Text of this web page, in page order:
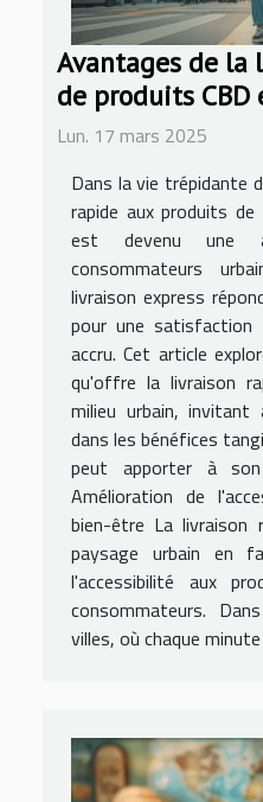
Avantages de la
de produits
Lun. 17 mars 2025
Dans la vie trépidante
rapide aux produits
est devenu une
consommateurs
livraison express
pour une
accru. Cet article
qu'offre la livraison
milieu urbain,
dans les bénéfices
peut apporter à
Amélioration de
bien-être La livraison
paysage urbain en
l'accessibilité aux
consommateurs.
villes, où chaque